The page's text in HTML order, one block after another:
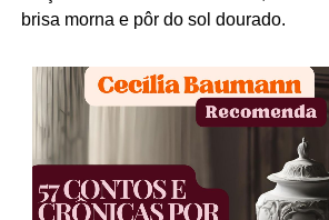
brisa morna e pôr do sol dourado.